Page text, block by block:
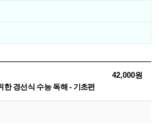
한 경선식 수능 독해 - 기초편
42,000원